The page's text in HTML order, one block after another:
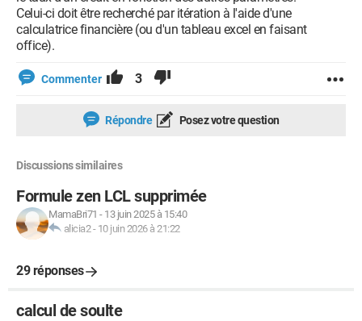
Celui-ci doit être recherché par itération à l'aide d'une
calculatrice financière (ou d'un tableau excel en faisant
office).
Commenter 3
Répondre Posez votre question
Discussions similaires
Formule zen LCL supprimée
MamaBri71 - 13 juin 2025 à 15:40
alicia2- 10 juin 2026 à 21:22
29 réponses
calcul de soulte